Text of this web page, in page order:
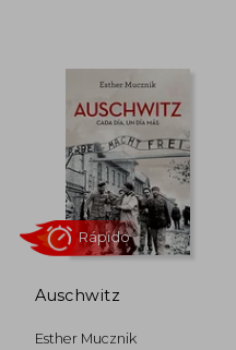
5%
15,16 €
Auschwitz
Esther Mucznik